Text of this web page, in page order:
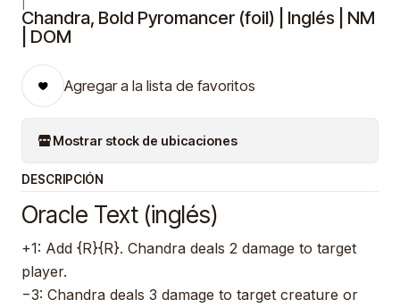
Chandra, Bold Pyromancer (foil) | Inglés | NM
| DOM
Agregar a la lista de favoritos
Mostrar stock de ubicaciones
DESCRIPCIÓN
Oracle Text (inglés)
+1: Add {R}{R}. Chandra deals 2 damage to target
player.
−3: Chandra deals 3 damage to target creature or